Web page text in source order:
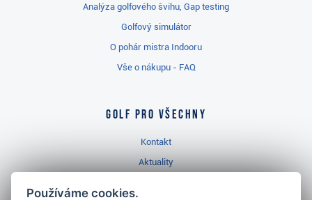
Analýza golfového švihu, Gap testing
Golfový simulátor
O pohár mistra Indooru
Vše o nákupu - FAQ
Golf pro všechny
Kontakt
Aktuality
Používáme cookies.